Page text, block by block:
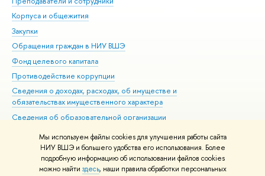
Мы используем файлы cookies для улучшения работы сайта
НИУ ВШЭ и большего удобства его использования. Более
подробную информацию об использовании файлов cookies
можно найти здесь, наши правила обработки персональных
Корпуса и общежития
Закупки
Обращения граждан в НИУ ВШЭ
Фонд целевого капитала
Противодействие коррупции
Сведения о доходах, расходах, об имуществе и
обязательствах имущественного характера
Сведения об образовательной организации
Людям с ограниченными возможностями здоровья
Единая платежная страница
Работа в Вышке